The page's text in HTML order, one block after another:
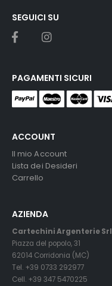
ACCOUNT
Il mio Account
Lista dei Desideri
Carrello
AZIENDA
Cartechini Argenterie Srl
Piazza del popolo, 31
62014 Corridonia (MC)
Tel. +39 0733 292977
Cell. +39 347 5470225
SEGUICI SU
PAGAMENTI SICURI